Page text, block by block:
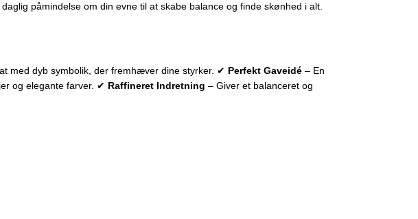
påmindelse om din evne til at skabe balance og finde skønhed i alt.
med dyb symbolik, der fremhæver dine styrker. ✔ Perfekt Gaveidé – En
og elegante farver. ✔ Raffineret Indretning – Giver et balanceret og